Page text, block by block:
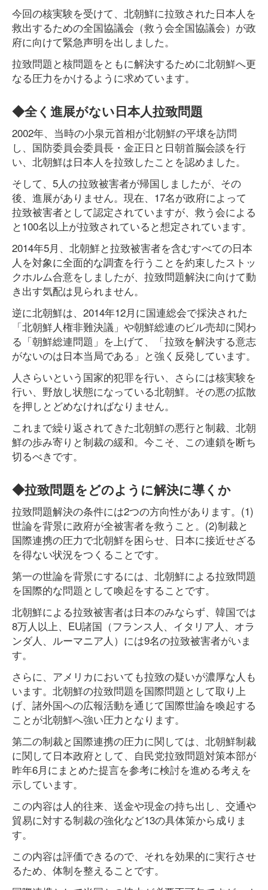
今回の核実験を受けて、北朝鮮に拉致された日本人を
救出するための全国協議会（救う会全国協議会）が政
府に向けて緊急声明を出しました。
拉致問題と核問題をともに解決するために北朝鮮へ更
なる圧力をかけるように求めています。
◆全く進展がない日本人拉致問題
2002年、当時の小泉元首相が北朝鮮の平壌を訪問
し、国防委員会委員長・金正日と日朝首脳会談を行
い、北朝鮮は日本人を拉致したことを認めました。
そして、5人の拉致被害者が帰国しましたが、その
後、進展がありません。現在、17名が政府によって
拉致被害者として認定されていますが、救う会による
と100名以上が拉致されていると想定されています。
2014年5月、北朝鮮と拉致被害者を含むすべての日本
人を対象に全面的な調査を行うことを約束したストッ
クホルム合意をしましたが、拉致問題解決に向けて動
き出す気配は見られません。
逆に北朝鮮は、2014年12月に国連総会で採決された
「北朝鮮人権非難決議」や朝鮮総連のビル売却に関わ
る「朝鮮総連問題」を上げて、「拉致を解決する意志
がないのは日本当局である」と強く反発しています。
人さらいという国家的犯罪を行い、さらには核実験を
行い、野放し状態になっている北朝鮮。その悪の拡散
を押しとどめなければなりません。
これまで繰り返されてきた北朝鮮の悪行と制裁、北朝
鮮の歩み寄りと制裁の緩和。今こそ、この連鎖を断ち
切るべきです。
◆拉致問題をどのように解決に導くか
拉致問題解決の条件には2つの方向性があります。(1)
世論を背景に政府が全被害者を救うこと。(2)制裁と
国際連携の圧力で北朝鮮を困らせ、日本に接近せざる
を得ない状況をつくることです。
第一の世論を背景にするには、北朝鮮による拉致問題
を国際的な問題として喚起をすることです。
北朝鮮による拉致被害者は日本のみならず、韓国では
8万人以上、EU諸国（フランス人、イタリア人、オラ
ンダ人、ルーマニア人）には9名の拉致被害者がいま
す。
さらに、アメリカにおいても拉致の疑いが濃厚な人も
います。北朝鮮の拉致問題を国際問題として取り上
げ、諸外国への広報活動を通じて国際世論を喚起する
ことが北朝鮮へ強い圧力となります。
第二の制裁と国際連携の圧力に関しては、北朝鮮制裁
に関して日本政府として、自民党拉致問題対策本部が
昨年6月にまとめた提言を参考に検討を進める考えを
示しています。
この内容は人的往来、送金や現金の持ち出し、交通や
貿易に対する制裁の強化など13の具体策から成りま
す。
この内容は評価できるので、それを効果的に実行させ
るため、体制を整えることです。